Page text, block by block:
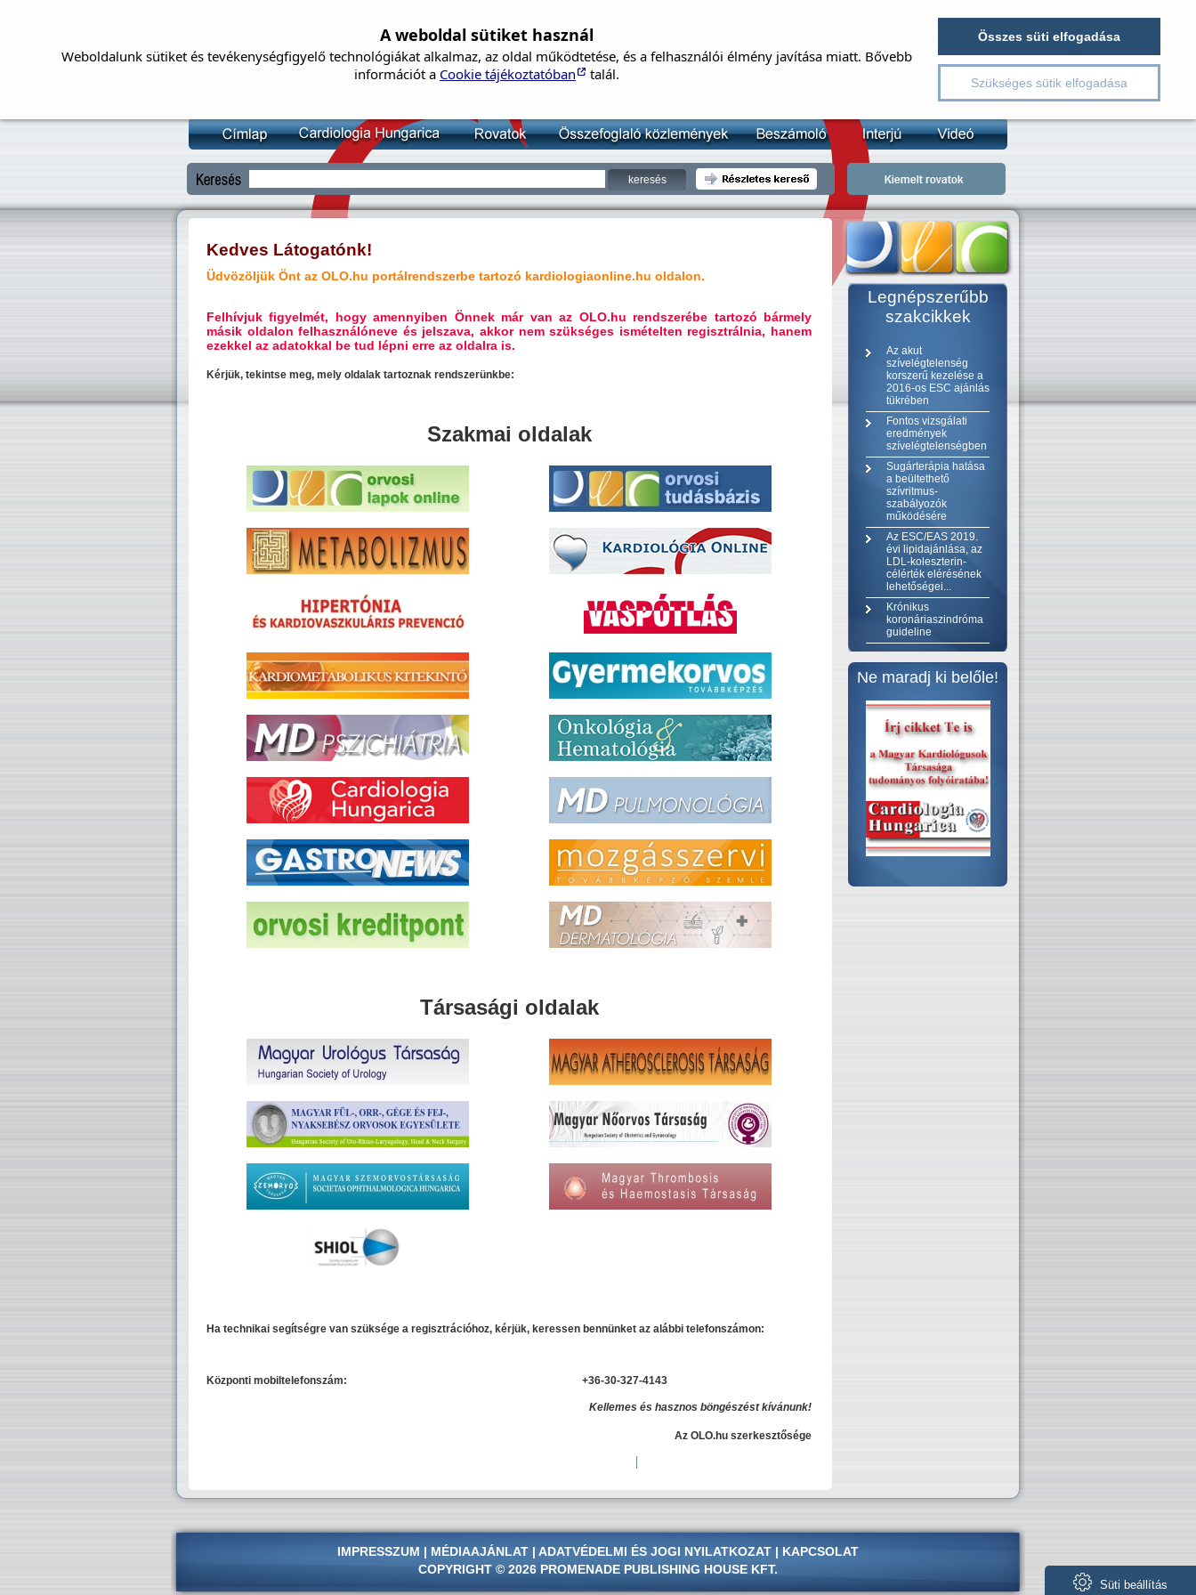
REGISZTRÁCIÓ
Név
jelszó emlékeztető
Kedves Látogatónk!
Üdvözöljük Önt az OLO.hu portálrendszerbe tartozó kardiologiaonline.hu oldalon.
Felhívjuk figyelmét, hogy amennyiben Önnek már van az OLO.hu rendszerébe tartozó bármely
másik oldalon felhasználóneve és jelszava, akkor nem szükséges ismételten regisztrálnia, hanem
ezekkel az adatokkal be tud lépni erre az oldalra is.
Kérjük, tekintse meg, mely oldalak tartoznak rendszerünkbe:
Szakmai oldalak
Társasági oldalak
Ha technikai segítségre van szüksége a regisztrációhoz, kérjük, keressen bennünket az alábbi telefonszámon:
Központi mobiltelefonszám: +36-30-327-4143
Kellemes és hasznos böngészést kívánunk!
Az OLO.hu szerkesztősége
Legnépszerűbb
szakcikkek
Az akut
szívelégtelenség
korszerű kezelése a
2016-os ESC ajánlás
tükrében
Fontos vizsgálati
eredmények
szívelégtelenségben
Sugárterápia hatása
a beültethető
szívritmus-
szabályozók
működésére
Az ESC/EAS 2019.
évi lipidajánlása, az
LDL-koleszterin-
célérték elérésének
lehetőségei...
Krónikus
koronáriaszindróma
guideline
Ne maradj ki belőle!
IMPRESSZUM | MÉDIAAJÁNLAT | ADATVÉDELMI ÉS JOGI NYILATKOZAT | KAPCSOLAT
COPYRIGHT © 2026 PROMENADE PUBLISHING HOUSE KFT.
A weboldal sütiket használ
Weboldalunk sütiket és tevékenységfigyelő technológiákat alkalmaz, az oldal működtetése, és a felhasználói élmény javítása miatt. Bővebb
információt a Cookie tájékoztatóban talál.
Összes süti elfogadása
Szükséges sütik elfogadása
Süti beállítás